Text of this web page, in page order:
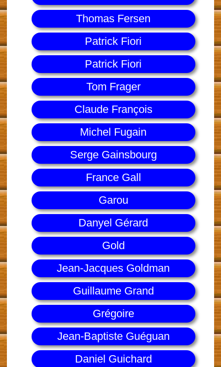
Thomas Fersen
Patrick Fiori
Patrick Fiori
Tom Frager
Claude François
Michel Fugain
Serge Gainsbourg
France Gall
Garou
Danyel Gérard
Gold
Jean-Jacques Goldman
Guillaume Grand
Grégoire
Jean-Baptiste Guéguan
Daniel Guichard